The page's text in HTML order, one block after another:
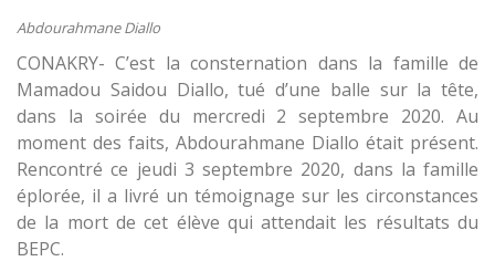
Abdourahmane Diallo
CONAKRY- C’est la consternation dans la famille de
Mamadou Saidou Diallo, tué d’une balle sur la tête,
dans la soirée du mercredi 2 septembre 2020. Au
moment des faits, Abdourahmane Diallo était présent.
Rencontré ce jeudi 3 septembre 2020, dans la famille
éplorée, il a livré un témoignage sur les circonstances
de la mort de cet élève qui attendait les résultats du
BEPC.